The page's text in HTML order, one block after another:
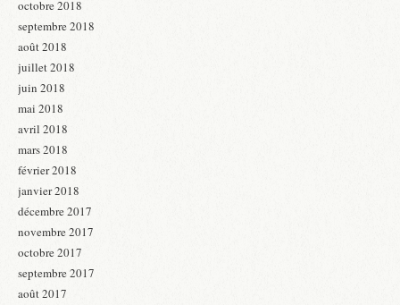
octobre 2018
septembre 2018
août 2018
juillet 2018
juin 2018
mai 2018
avril 2018
mars 2018
février 2018
janvier 2018
décembre 2017
novembre 2017
octobre 2017
septembre 2017
août 2017